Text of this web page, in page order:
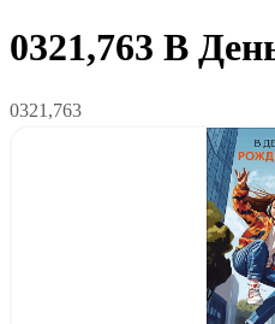
0321,763 В
0321,763